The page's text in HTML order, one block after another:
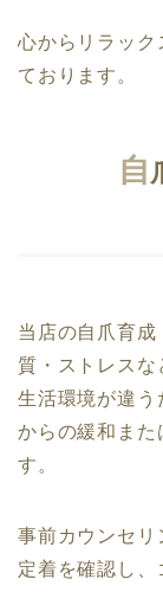
心からリラック
ております。
自
当店の自爪育
質・ストレスな
生活環境が違う
からの緩和また
す。
事前カウンセリ
定着を確認し、